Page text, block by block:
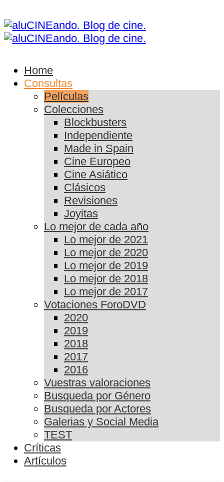
Home
Consultas
Películas
Colecciones
Blockbusters
Independiente
Made in Spain
Cine Europeo
Cine Asiático
Clásicos
Revisiones
Joyitas
Lo mejor de cada año
Lo mejor de 2021
Lo mejor de 2020
Lo mejor de 2019
Lo mejor de 2018
Lo mejor de 2017
Votaciones ForoDVD
2020
2019
2018
2017
2016
Vuestras valoraciones
Busqueda por Género
Busqueda por Actores
Galerias y Social Media
TEST
Críticas
Artículos